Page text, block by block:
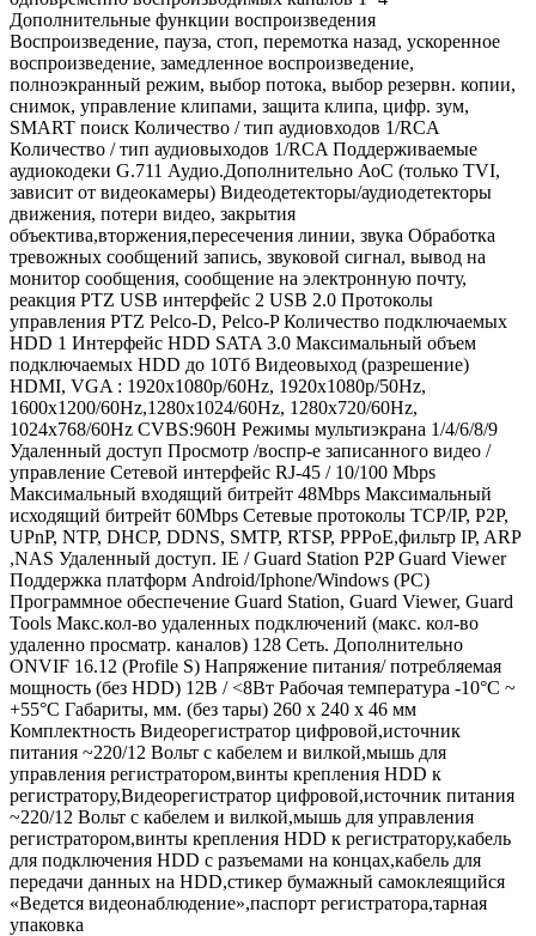
Дополнительные функции воспроизведения
Воспроизведение, пауза, стоп, перемотка назад, ускоренное
воспроизведение, замедленное воспроизведение,
полноэкранный режим, выбор потока, выбор резервн. копии,
снимок, управление клипами, защита клипа, цифр. зум,
SMART поиск Количество / тип аудиовходов 1/RCA
Количество / тип аудиовыходов 1/RCA Поддерживаемые
аудиокодеки G.711 Аудио.Дополнительно АоС (только TVI,
зависит от видеокамеры) Видеодетекторы/аудиодетекторы
движения, потери видео, закрытия
объектива,вторжения,пересечения линии, звука Обработка
тревожных сообщений запись, звуковой сигнал, вывод на
монитор сообщения, сообщение на электронную почту,
реакция PTZ USB интерфейс 2 USB 2.0 Протоколы
управления PTZ Pelco-D, Pelco-P Количество подключаемых
HDD 1 Интерфейс HDD SATA 3.0 Максимальный объем
подключаемых HDD до 10Тб Видеовыход (разрешение)
HDMI, VGA : 1920x1080p/60Hz, 1920x1080p/50Hz,
1600x1200/60Hz,1280x1024/60Hz, 1280x720/60Hz,
1024x768/60Hz CVBS:960H Режимы мультиэкрана 1/4/6/8/9
Удаленный доступ Просмотр /воспр-е записанного видео /
управление Сетевой интерфейс RJ-45 / 10/100 Mbps
Максимальный входящий битрейт 48Mbps Максимальный
исходящий битрейт 60Mbps Сетевые протоколы TCP/IP, P2P,
UPnP, NTP, DHCP, DDNS, SMTP, RTSP, PPPoE,фильтр IP, ARP
,NAS Удаленный доступ. IE / Guard Station P2P Guard Viewer
Поддержка платформ Android/Iphone/Windows (PC)
Программное обеспечение Guard Station, Guard Viewer, Guard
Tools Макс.кол-во удаленных подключений (макс. кол-во
удаленно просматр. каналов) 128 Сеть. Дополнительно
ONVIF 16.12 (Profile S) Напряжение питания/ потребляемая
мощность (без HDD) 12В / <8Вт Рабочая температура -10°C ~
+55°C Габариты, мм. (без тары) 260 х 240 х 46 мм
Комплектность Видеорегистратор цифровой,источник
питания ~220/12 Вольт с кабелем и вилкой,мышь для
управления регистратором,винты крепления HDD к
регистратору,Видеорегистратор цифровой,источник питания
~220/12 Вольт с кабелем и вилкой,мышь для управления
регистратором,винты крепления HDD к регистратору,кабель
для подключения HDD с разъемами на концах,кабель для
передачи данных на HDD,стикер бумажный самоклеящийся
«Ведется видеонаблюдение»,паспорт регистратора,тарная
упаковка